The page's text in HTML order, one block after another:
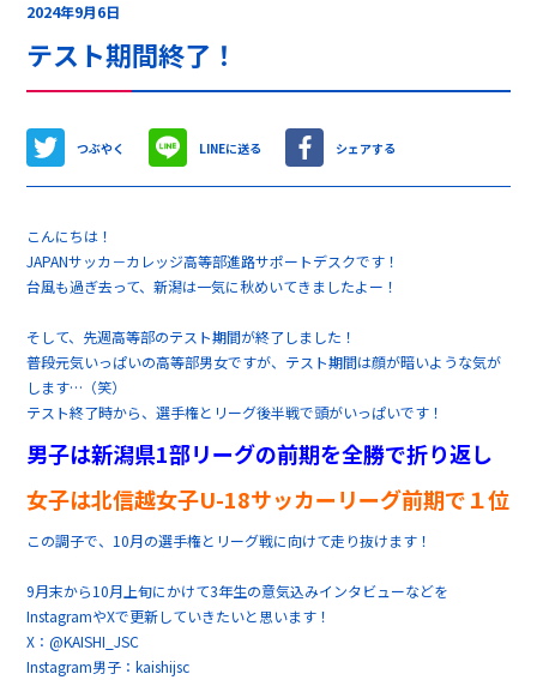
2024年9月6日
テスト期間終了！
つぶやく LINEに送る シェアする
こんにちは！
JAPANサッカ－カレッジ高等部進路サポートデスクです！
台風も過ぎ去って、新潟は一気に秋めいてきましたよー！
そして、先週高等部のテスト期間が終了しました！
普段元気いっぱいの高等部男女ですが、テスト期間は顔が暗いような気が
します…（笑）
テスト終了時から、選手権とリーグ後半戦で頭がいっぱいです！
男子は新潟県1部リーグの前期を全勝で折り返し
女子は北信越女子U-18サッカーリーグ前期で１位
この調子で、10月の選手権とリーグ戦に向けて走り抜けます！
9月末から10月上旬にかけて3年生の意気込みインタビューなどを
InstagramやXで更新していきたいと思います！
X：@KAISHI_JSC
Instagram男子：kaishijsc